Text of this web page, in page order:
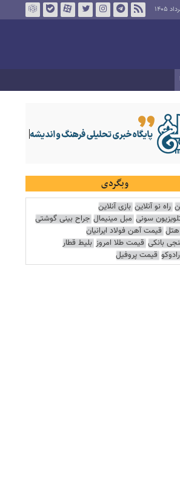
وبگردی
راه نو آنلاین بازی آنلاین
سونی مبل مینیمال جراح بینی گوشتی
قیمت آهن فولاد ایرانیان
بانکی قیمت طلا امروز بلیط قطار
قیمت پروفیل